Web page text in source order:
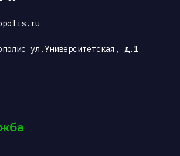
ул.Университетская, д.1